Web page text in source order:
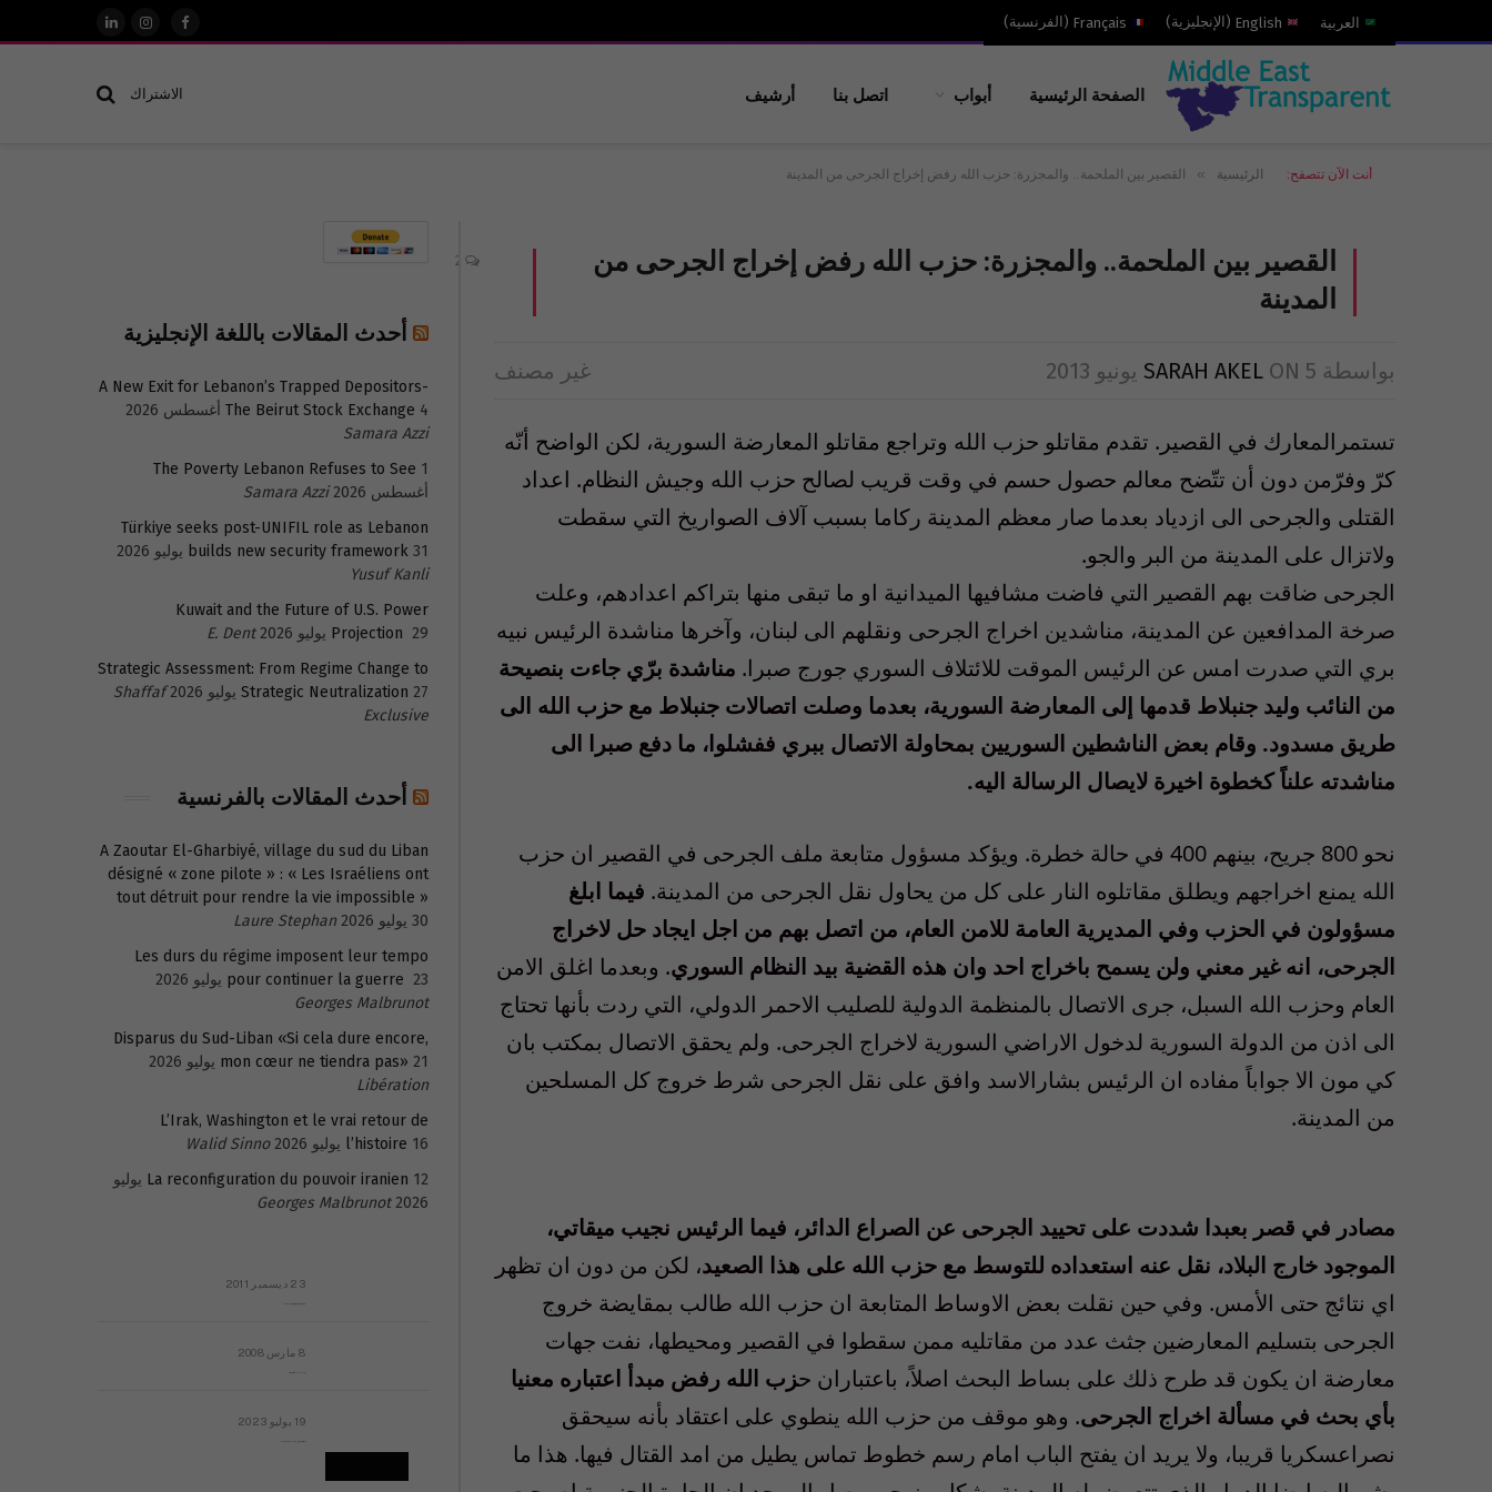
العربية English
( الإنجليزية)
Français
( الفرنسية)
فيسبوكالانستغرام
لينكدإن
الصفحة الرئيسية أبواب اتصل بنا أرشيف الاشتراك
أنت الآن تتصفح: الرئيسية » القصير بين الملحمة.. والمجزرة: حزب الله رفض إخراج الجرحى من المدينة
القصير بين الملحمة.. والمجزرة: حزب الله رفض إخراج الجرحى من
المدينة
بواسطة SARAH AKEL ON 5 يونيو 2013 غير مصنف
تستمرالمعارك في القصير. تقدم مقاتلو حزب الله وتراجع مقاتلو المعارضة السورية، لكن الواضح أنّه
كرّ وفرّمن دون أن تتّضح معالم حصول حسم في وقت قريب لصالح حزب الله وجيش النظام. اعداد
القتلى والجرحى الى ازدياد بعدما صار معظم المدينة ركاما بسبب آلاف الصواريخ التي سقطت
ولاتزال على المدينة من البر والجو.
الجرحى ضاقت بهم القصير التي فاضت مشافيها الميدانية او ما تبقى منها بتراكم اعدادهم، وعلت
صرخة المدافعين عن المدينة، مناشدين اخراج الجرحى ونقلهم الى لبنان، وآخرها مناشدة الرئيس نبيه
بري التي صدرت امس عن الرئيس الموقت للائتلاف السوري جورج صبرا. مناشدة برّي جاءت بنصيحة
من النائب وليد جنبلاط قدمها إلى المعارضة السورية، بعدما وصلت اتصالات جنبلاط مع حزب الله الى
طريق مسدود. وقام بعض الناشطين السوريين بمحاولة الاتصال ببري ففشلوا، ما دفع صبرا الى
مناشدته علناً كخطوة اخيرة لايصال الرسالة اليه.
نحو 800 جريح، بينهم 400 في حالة خطرة. ويؤكد مسؤول متابعة ملف الجرحى في القصير ان حزب
الله يمنع اخراجهم ويطلق مقاتلوه النار على كل من يحاول نقل الجرحى من المدينة. فيما ابلغ
مسؤولون في الحزب وفي المديرية العامة للامن العام، من اتصل بهم من اجل ايجاد حل لاخراج
الجرحى، انه غير معني ولن يسمح باخراج احد وان هذه القضية بيد النظام السوري. وبعدما اغلق الامن
العام وحزب الله السبل، جرى الاتصال بالمنظمة الدولية للصليب الاحمر الدولي، التي ردت بأنها تحتاج
الى اذن من الدولة السورية لدخول الاراضي السورية لاخراج الجرحى. ولم يحقق الاتصال بمكتب بان
كي مون الا جواباً مفاده ان الرئيس بشارالاسد وافق على نقل الجرحى شرط خروج كل المسلحين
من المدينة.
مصادر في قصر بعبدا شددت على تحييد الجرحى عن الصراع الدائر، فيما الرئيس نجيب ميقاتي،
الموجود خارج البلاد، نقل عنه استعداده للتوسط مع حزب الله على هذا الصعيد، لكن من دون ان تظهر
اي نتائج حتى الأمس. وفي حين نقلت بعض الاوساط المتابعة ان حزب الله طالب بمقايضة خروج
الجرحى بتسليم المعارضين جثث عدد من مقاتليه ممن سقطوا في القصير ومحيطها، نفت جهات
معارضة ان يكون قد طرح ذلك على بساط البحث اصلاً، باعتباران حزب الله رفض مبدأ اعتباره معنيا
بأي بحث في مسألة اخراج الجرحى. وهو موقف من حزب الله ينطوي على اعتقاد بأنه سيحقق
نصراعسكريا قريبا، ولا يريد ان يفتح الباب امام رسم خطوط تماس يطيل من امد القتال فيها. هذا ما
أحدث المقالات باللغة الإنجليزية
A New Exit for Lebanon’s Trapped Depositors-
The Beirut Stock Exchange 4 أغسطس 2026
Samara Azzi
The Poverty Lebanon Refuses to See 1
أغسطس 2026
Samara Azzi
Türkiye seeks post-UNIFIL role as Lebanon
builds new security framework 31 يوليو 2026
Yusuf Kanli
Kuwait and the Future of U.S. Power
Projection 29 يوليو 2026
E. Dent
Strategic Assessment: From Regime Change to
Strategic Neutralization 27 يوليو 2026
Shaffaf
Exclusive
أحدث المقالات بالفرنسية
A Zaoutar El-Gharbiyé, village du sud du Liban
désigné « zone pilote » : « Les Israéliens ont
tout détruit pour rendre la vie impossible »
30 يوليو 2026
Laure Stephan
Les durs du régime imposent leur tempo
pour continuer la guerre 23 يوليو 2026
Georges Malbrunot
Disparus du Sud-Liban «Si cela dure encore,
mon cœur ne tiendra pas» 21 يوليو 2026
Libération
L’Irak, Washington et le vrai retour de
l’histoire 16 يوليو 2026
Walid Sinno
La reconfiguration du pouvoir iranien 12 يوليو
2026
Georges Malbrunot
23 ديسمبر 2011
8 مارس 2008
19 يوليو 2023